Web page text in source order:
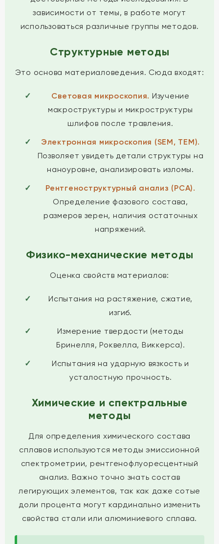
зависимости от темы, в работе могут
использоваться различные группы методов.
Структурные методы
Это основа материаловедения. Сюда входят:
Световая микроскопия. Изучение
макроструктуры и микроструктуры
шлифов после травления.
Электронная микроскопия (SEM, TEM).
Позволяет увидеть детали структуры на
наноуровне, анализировать изломы.
Рентгеноструктурный анализ (РСА).
Определение фазового состава,
размеров зерен, наличия остаточных
напряжений.
Физико-механические методы
Оценка свойств материалов:
Испытания на растяжение, сжатие,
изгиб.
Измерение твердости (методы
Бринелля, Роквелла, Виккерса).
Испытания на ударную вязкость и
усталостную прочность.
Химические и спектральные
методы
Для определения химического состава
сплавов используются методы эмиссионной
спектрометрии, рентгенофлуоресцентный
анализ. Важно точно знать состав
легирующих элементов, так как даже сотые
доли процента могут кардинально изменить
свойства стали или алюминиевого сплава.